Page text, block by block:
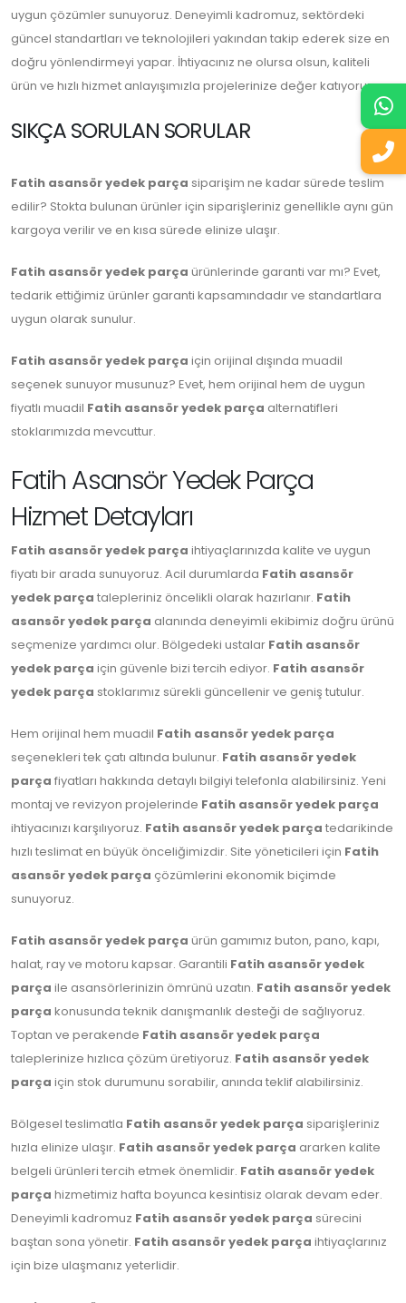
uygun çözümler sunuyoruz. Deneyimli kadromuz, sektördeki
güncel standartları ve teknolojileri yakından takip ederek size en
doğru yönlendirmeyi yapar. İhtiyacınız ne olursa olsun, kaliteli
ürün ve hızlı hizmet anlayışımızla projelerinize değer katıyoruz.
SIKÇA SORULAN SORULAR
Fatih asansör yedek parça siparişim ne kadar sürede teslim
edilir? Stokta bulunan ürünler için siparişleriniz genellikle aynı gün
kargoya verilir ve en kısa sürede elinize ulaşır.
Fatih asansör yedek parça ürünlerinde garanti var mı? Evet,
tedarik ettiğimiz ürünler garanti kapsamındadır ve standartlara
uygun olarak sunulur.
Fatih asansör yedek parça için orijinal dışında muadil
seçenek sunuyor musunuz? Evet, hem orijinal hem de uygun
fiyatlı muadil Fatih asansör yedek parça alternatifleri
stoklarımızda mevcuttur.
Fatih Asansör Yedek Parça
Hizmet Detayları
Fatih asansör yedek parça ihtiyaçlarınızda kalite ve uygun
fiyatı bir arada sunuyoruz. Acil durumlarda Fatih asansör
yedek parça talepleriniz öncelikli olarak hazırlanır. Fatih
asansör yedek parça alanında deneyimli ekibimiz doğru ürünü
seçmenize yardımcı olur. Bölgedeki ustalar Fatih asansör
yedek parça için güvenle bizi tercih ediyor. Fatih asansör
yedek parça stoklarımız sürekli güncellenir ve geniş tutulur.
Hem orijinal hem muadil Fatih asansör yedek parça
seçenekleri tek çatı altında bulunur. Fatih asansör yedek
parça fiyatları hakkında detaylı bilgiyi telefonla alabilirsiniz. Yeni
montaj ve revizyon projelerinde Fatih asansör yedek parça
ihtiyacınızı karşılıyoruz. Fatih asansör yedek parça tedarikinde
hızlı teslimat en büyük önceliğimizdir. Site yöneticileri için Fatih
asansör yedek parça çözümlerini ekonomik biçimde
sunuyoruz.
Fatih asansör yedek parça ürün gamımız buton, pano, kapı,
halat, ray ve motoru kapsar. Garantili Fatih asansör yedek
parça ile asansörlerinizin ömrünü uzatın. Fatih asansör yedek
parça konusunda teknik danışmanlık desteği de sağlıyoruz.
Toptan ve perakende Fatih asansör yedek parça
taleplerinize hızlıca çözüm üretiyoruz. Fatih asansör yedek
parça için stok durumunu sorabilir, anında teklif alabilirsiniz.
Bölgesel teslimatla Fatih asansör yedek parça siparişleriniz
hızla elinize ulaşır. Fatih asansör yedek parça ararken kalite
belgeli ürünleri tercih etmek önemlidir. Fatih asansör yedek
parça hizmetimiz hafta boyunca kesintisiz olarak devam eder.
Deneyimli kadromuz Fatih asansör yedek parça sürecini
baştan sona yönetir. Fatih asansör yedek parça ihtiyaçlarınız
için bize ulaşmanız yeterlidir.